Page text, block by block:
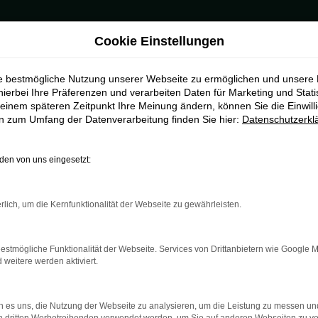
bestimmter Seiten verhindern. Funktioniert die Seite in
beheben.
auf dem neuesten Stand sind.
kann auch dazu führen, dass bestimmte Funktionen
Cookie Einstellungen
bestmögliche Nutzung unserer Webseite zu ermöglichen und unsere
Ihre Präferenzen und verarbeiten Daten für Marketing und
späteren Zeitpunkt Ihre Meinung ändern, können Sie die
zum Umfang der Datenverarbeitung finden Sie hier:
von uns eingesetzt:
um die Kernfunktionalität der Webseite zu gewährleisten.
Funktionalität der Webseite. Services von Drittanbietern wie Google
weitere werden aktiviert.
es uns, die Nutzung der Webseite zu analysieren, um die Leistung zu messen